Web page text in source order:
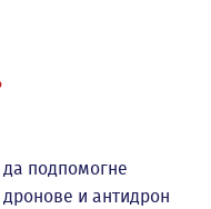
подпомогне
и антидрон